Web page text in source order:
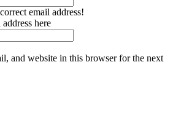
email address!
here
and website in this browser for the next